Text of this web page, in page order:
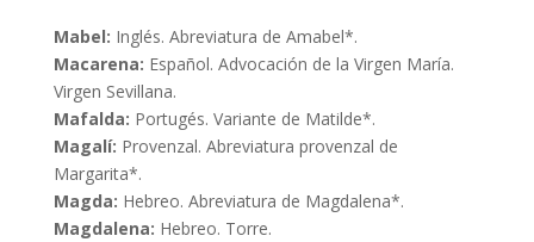
Mabel: Inglés. Abreviatura de Amabel*.
Macarena: Español. Advocación de la Virgen María.
Virgen Sevillana.
Mafalda: Portugés. Variante de Matilde*.
Magalí: Provenzal. Abreviatura provenzal de
Margarita*.
Magda: Hebreo. Abreviatura de Magdalena*.
Magdalena: Hebreo. Torre.